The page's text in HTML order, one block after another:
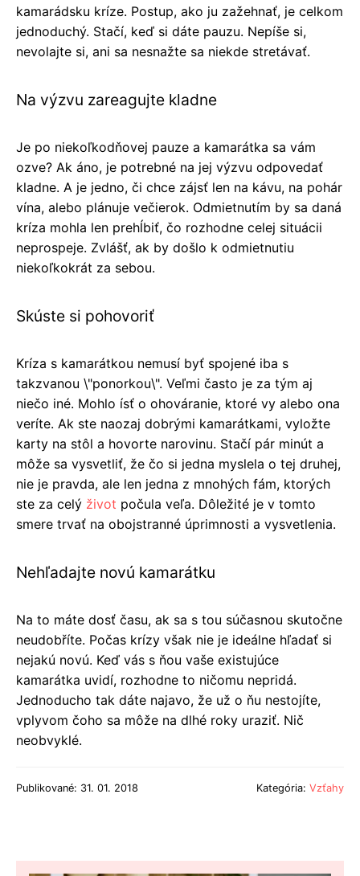
kamarádsku kríze. Postup, ako ju zažehnať, je celkom
jednoduchý. Stačí, keď si dáte pauzu. Nepíše si,
nevolajte si, ani sa nesnažte sa niekde stretávať.
Na výzvu zareagujte kladne
Je po niekoľkodňovej pauze a kamarátka sa vám
ozve? Ak áno, je potrebné na jej výzvu odpovedať
kladne. A je jedno, či chce zájsť len na kávu, na pohár
vína, alebo plánuje večierok. Odmietnutím by sa daná
kríza mohla len prehĺbiť, čo rozhodne celej situácii
neprospeje. Zvlášť, ak by došlo k odmietnutiu
niekoľkokrát za sebou.
Skúste si pohovoriť
Kríza s kamarátkou nemusí byť spojené iba s
takzvanou \"ponorkou\". Veľmi často je za tým aj
niečo iné. Mohlo ísť o ohováranie, ktoré vy alebo ona
veríte. Ak ste naozaj dobrými kamarátkami, vyložte
karty na stôl a hovorte narovinu. Stačí pár minút a
môže sa vysvetliť, že čo si jedna myslela o tej druhej,
nie je pravda, ale len jedna z mnohých fám, ktorých
ste za celý život počula veľa. Dôležité je v tomto
smere trvať na obojstranné úprimnosti a vysvetlenia.
Nehľadajte novú kamarátku
Na to máte dosť času, ak sa s tou súčasnou skutočne
neudobříte. Počas krízy však nie je ideálne hľadať si
nejakú novú. Keď vás s ňou vaše existujúce
kamarátka uvidí, rozhodne to ničomu nepridá.
Jednoducho tak dáte najavo, že už o ňu nestojíte,
vplyvom čoho sa môže na dlhé roky uraziť. Nič
neobvyklé.
Publikované: 31. 01. 2018 Kategória: Vzťahy